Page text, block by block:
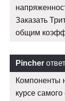
Заказать
общим
Pincher
Компоненты
курсе